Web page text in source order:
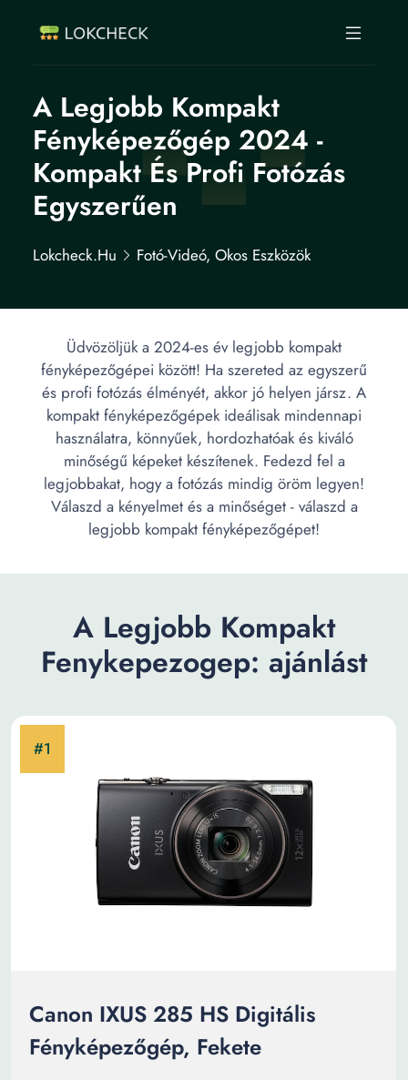
A Legjobb Kompakt
Fényképezőgép 2024 -
Kompakt És Profi Fotózás
Egyszerűen
Lokcheck.hu Fotó-Videó, Okos Eszközök
Üdvözöljük a 2024-es év legjobb kompakt
fényképezőgépei között! Ha szereted az egyszerű
és profi fotózás élményét, akkor jó helyen jársz. A
kompakt fényképezőgépek ideálisak mindennapi
használatra, könnyűek, hordozhatóak és kiváló
minőségű képeket készítenek. Fedezd fel a
legjobbakat, hogy a fotózás mindig öröm legyen!
Válaszd a kényelmet és a minőséget - válaszd a
legjobb kompakt fényképezőgépet!
A Legjobb Kompakt
Fenykepezogep: ajánlást
Canon IXUS 285 HS Digitális
Fényképezőgép, Fekete